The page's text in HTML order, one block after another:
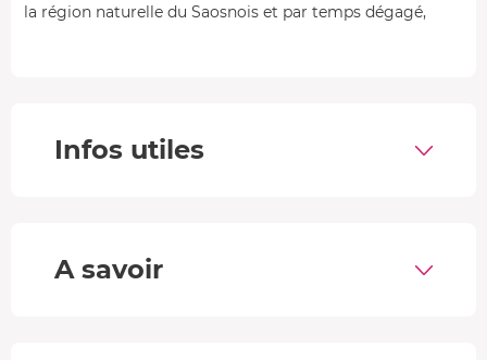
la région naturelle du Saosnois et par temps dégagé,
l'arrondissement des communes Mamers, Beaumont-
Détendez-vous et profitez, car même si le temps s'arrête
Infos utiles
A savoir